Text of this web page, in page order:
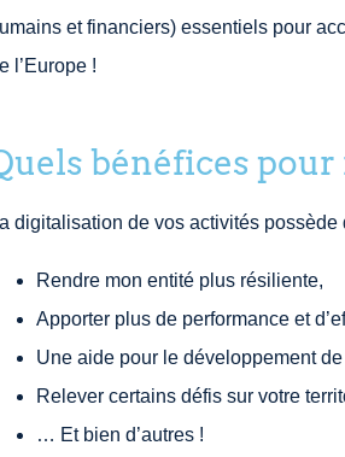
et financiers) essentiels pour
l’Europe !
bénéfices
digitalisation de vos activités
Rendre mon entité plus résiliente,
Apporter plus de performance et
Une aide pour le développement
Relever certains défis sur votre
… Et bien d’autres !